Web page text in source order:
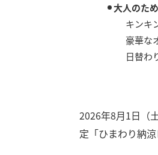
大人のた
キンキ
豪華な
日替わ
2026年8月1日（
定「ひまわり納